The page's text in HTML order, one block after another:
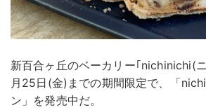
新百合ヶ丘のベーカリー｢nichinichi(
月25日(金)までの期間限定で、「
ン」を発売中だ。